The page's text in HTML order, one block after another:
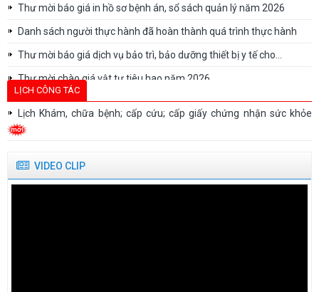
Thư mời báo giá in hồ sơ bệnh án, sổ sách quản lý năm 2026
Danh sách người thực hành đã hoàn thành quá trình thực hành
Thư mời báo giá dịch vụ bảo trì, bảo dưỡng thiết bị y tế cho...
Thư mời chào giá vật tư tiêu hao năm 2026
Thư mời chào giá vật tư tiêu hao năm 2026
Thư mời báo giá sửa chữa, bảo trì, bảo dưỡng, hiệu chuẩn/kiểm
Danh sách người thực hành khám bệnh, chữa bệnh tại Bệnh viện
Tâm thần Quảng...
LỊCH CÔNG TÁC
Lịch Khám, chữa bệnh; cấp cứu; cấp giấy chứng nhận sức khỏe
VIDEO CLIP